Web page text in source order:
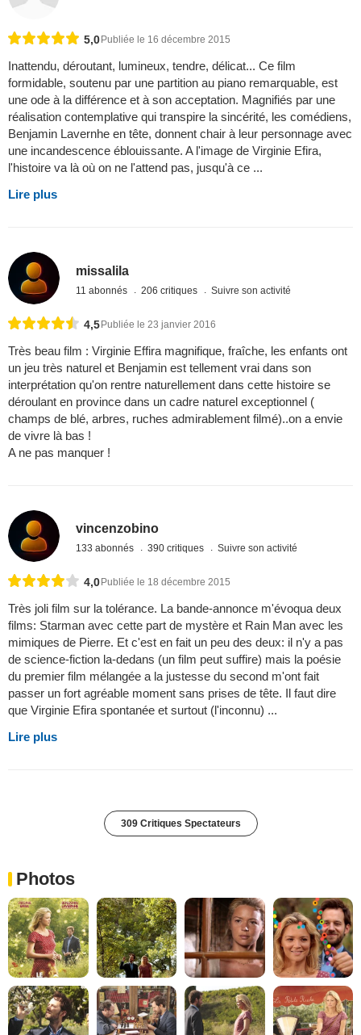
5,0 Publiée le 16 décembre 2015
Inattendu, déroutant, lumineux, tendre, délicat... Ce film
formidable, soutenu par une partition au piano remarquable, est
une ode à la différence et à son acceptation. Magnifiés par une
réalisation contemplative qui transpire la sincérité, les comédiens,
Benjamin Lavernhe en tête, donnent chair à leur personnage avec
une incandescence éblouissante. A l'image de Virginie Efira,
l'histoire va là où on ne l'attend pas, jusqu'à ce ...
Lire plus
missalila
11 abonnés 206 critiques Suivre son activité
4,5Publiée le 23 janvier 2016
Très beau film : Virginie Effira magnifique, fraîche, les enfants ont
un jeu très naturel et Benjamin est tellement vrai dans son
interprétation qu'on rentre naturellement dans cette histoire se
déroulant en province dans un cadre naturel exceptionnel (
champs de blé, arbres, ruches admirablement filmé)..on a envie
de vivre là bas !
A ne pas manquer !
vincenzobino
133 abonnés 390 critiques Suivre son activité
4,0 Publiée le 18 décembre 2015
Très joli film sur la tolérance. La bande-annonce m'évoqua deux
films: Starman avec cette part de mystère et Rain Man avec les
mimiques de Pierre. Et c'est en fait un peu des deux: il n'y a pas
de science-fiction la-dedans (un film peut suffire) mais la poésie
du premier film mélangée a la justesse du second m'ont fait
passer un fort agréable moment sans prises de tête. Il faut dire
que Virginie Efira spontanée et surtout (l'inconnu) ...
Lire plus
309 Critiques Spectateurs
Photos